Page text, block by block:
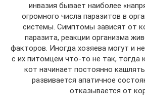
инвазия бывает наиболее
огромного числа паразитов в
системы. Симптомы зависят от
паразита, реакции организма
факторов. Иногда хозяева могут и
с их питомцем что-то не так, тогда
кот начинает постоянно кашлять
развивается апатичное
отказывается от